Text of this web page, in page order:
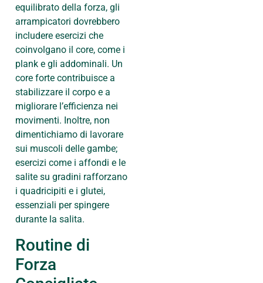
equilibrato della forza, gli
arrampicatori dovrebbero
includere esercizi che
coinvolgano il core, come i
plank e gli addominali. Un
core forte contribuisce a
stabilizzare il corpo e a
migliorare l’efficienza nei
movimenti. Inoltre, non
dimentichiamo di lavorare
sui muscoli delle gambe;
esercizi come i affondi e le
salite su gradini rafforzano
i quadricipiti e i glutei,
essenziali per spingere
durante la salita.
Routine di
Forza